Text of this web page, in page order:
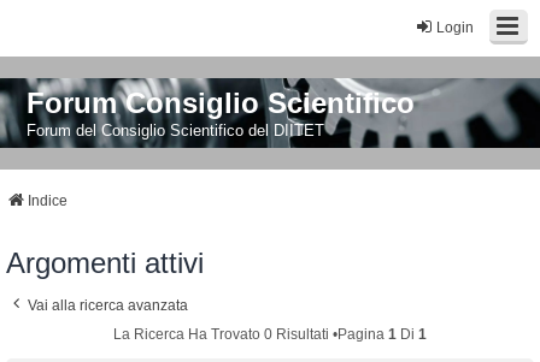
Login
Forum Consiglio Scientifico
Forum del Consiglio Scientifico del DIITET
Indice
Argomenti attivi
Vai alla ricerca avanzata
La Ricerca Ha Trovato 0 Risultati •Pagina 1 Di 1